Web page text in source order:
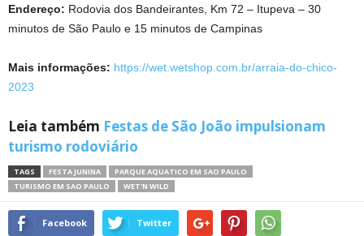
Endereço: Rodovia dos Bandeirantes, Km 72 – Itupeva – 30
minutos de São Paulo e 15 minutos de Campinas
Mais informações: https://wet.wetshop.com.br/arraia-do-chico-
2023
Leia também Festas de São João impulsionam
turismo rodoviário
TAGS FESTA JUNINA
PARQUE AQUATICO EM SAO PAULO
TURISMO EM SAO PAULO
WET'N WILD
Facebook Twitter